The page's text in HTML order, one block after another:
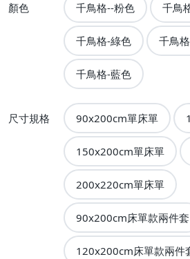
顏色 千鳥格--粉色 千鳥
千鳥格-綠色 千鳥
千鳥格-藍色
尺寸規格 90x200cm單床單
150x200cm單床單
200x220cm單床單
90x200cm床單款兩件套
120x200cm床單款兩件